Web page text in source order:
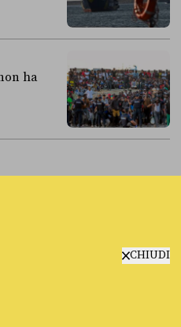
CHIUDI
ha
informazione
2012.